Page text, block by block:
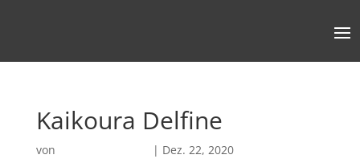
Kaikoura Delfine
von | Dez. 22, 2020